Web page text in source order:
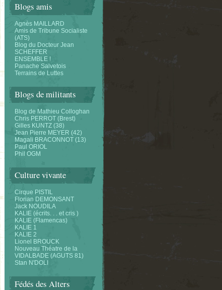
Blogs amis
Agnès MAILLARD
Amis de Tribune Socialiste
(ATS)
Blog du Docteur Jean
SCHEFFER
ENSEMBLE !
Panache Salvetois
Terrains de Luttes
Blogs de militants
Blog de Mathieu Colloghan
Chris PERROT (Brest)
Gilles KUNTZ (38)
Jean Pierre MEYER (42)
Magali BRACONNOT (13)
Paul ORIOL
Phil OGM
Culture vivante
Cirque PISTIL
Florian DEMONSANT
Jack NOUDILA
KALIE (écrits. . . et cris )
KALIE (Flamencas)
KALIE 1
KALIE 2
Lionel BROUCK
Nouveau Théatre de la
VIDALBADE (AGUTS 81)
Stan N'DOLI
Fédés des Alters